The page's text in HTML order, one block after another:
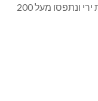
מתחילת השנה סוכלו במחוז הצפוני חוליות ירי ונתפסו מעל 200